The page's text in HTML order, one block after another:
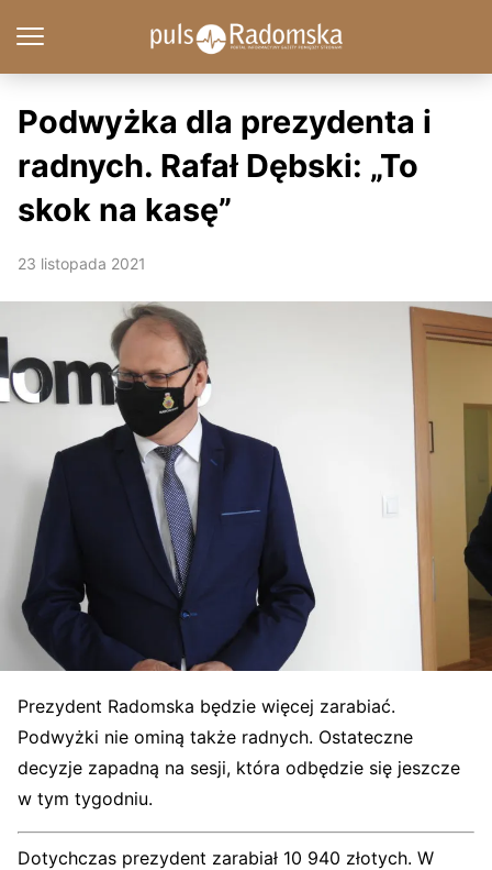
Podwyżka dla prezydenta i
radnych. Rafał Dębski: „To
skok na kasę”
23 listopada 2021
Prezydent Radomska będzie więcej zarabiać.
Podwyżki nie ominą także radnych. Ostateczne
decyzje zapadną na sesji, która odbędzie się jeszcze
w tym tygodniu.
Dotychczas prezydent zarabiał 10 940 złotych. W